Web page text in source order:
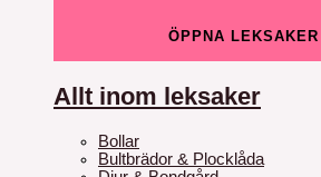
ÖPPNA LEKSAKER
Allt inom leksaker
Bollar
Bultbrädor & Plocklåda